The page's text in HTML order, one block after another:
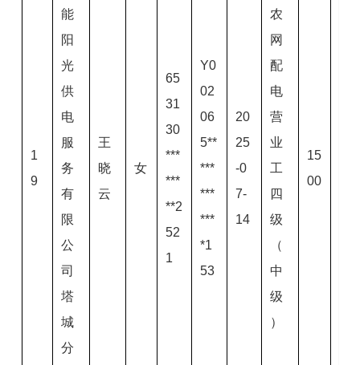
1
9
能
阳
光
供
电
服
务
有
限
公
司
塔
城
分
王
晓
云
女
65
31
30
***
***
**2
52
1
Y0
02
06
5**
***
***
***
*1
53
20
25
-0
7-
14
农
网
配
电
营
业
工
四
级
（
中
级
）
15
00